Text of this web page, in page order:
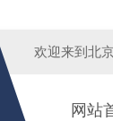
欢迎来到 北
网站